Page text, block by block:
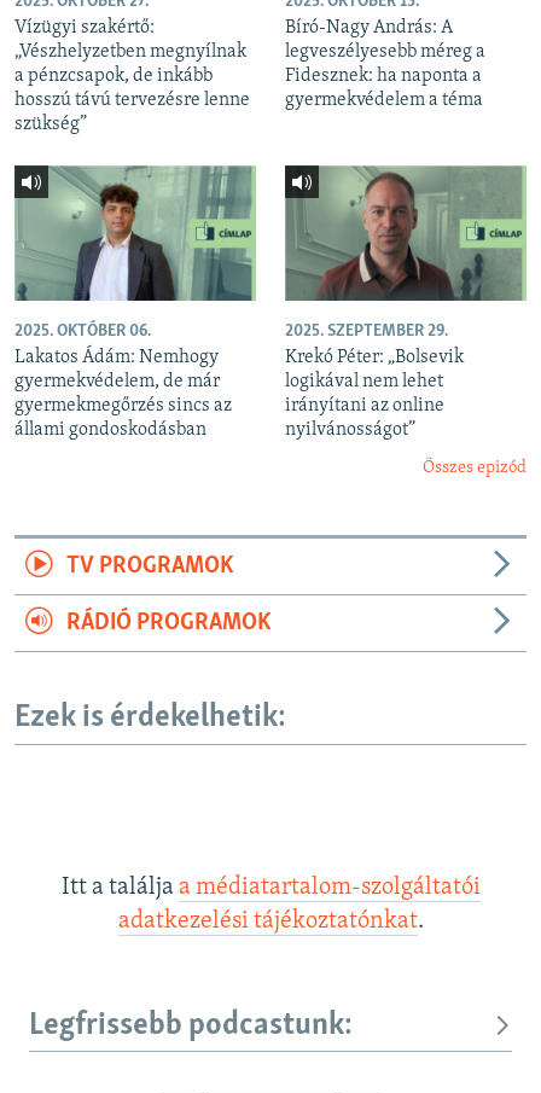
Vízügyi szakértő:
„Vészhelyzetben megnyílnak
a pénzcsapok, de inkább
hosszú távú tervezésre lenne
szükség”
Bíró-Nagy András: A
legveszélyesebb méreg a
Fidesznek: ha naponta a
gyermekvédelem a téma
2025. OKTÓBER 06.
Lakatos Ádám: Nemhogy
gyermekvédelem, de már
gyermekmegőrzés sincs az
állami gondoskodásban
2025. SZEPTEMBER 29.
Krekó Péter: „Bolsevik
logikával nem lehet
irányítani az online
nyilvánosságot”
Összes epizód
TV PROGRAMOK
RÁDIÓ PROGRAMOK
Ezek is érdekelhetik:
Itt a találja a médiatartalom-szolgáltatói
adatkezelési tájékoztatónkat.
Legfrissebb podcastunk: